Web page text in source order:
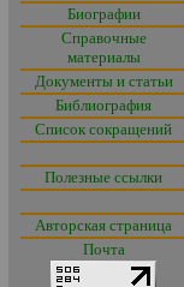
Биографии
Справочные
материалы
Документы и статьи
Библиография
Список сокращений
Полезные ссылки
Авторская страница
Почта